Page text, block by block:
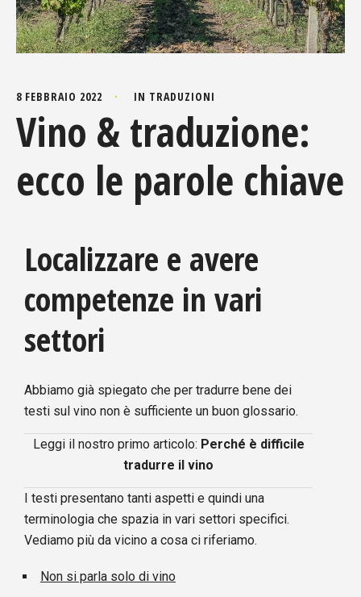
8 FEBBRAIO 2022 IN TRADUZIONI
Vino & traduzione:
ecco le parole chiave
Localizzare e avere
competenze in vari
settori
Abbiamo già spiegato che per tradurre bene dei
testi sul vino non è sufficiente un buon glossario.
Leggi il nostro primo articolo: Perché è difficile
tradurre il vino
I testi presentano tanti aspetti e quindi una
terminologia che spazia in vari settori specifici.
Vediamo più da vicino a cosa ci riferiamo.
Non si parla solo di vino